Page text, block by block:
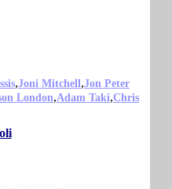
,Joni Mitchell,Jon Peter
London,Adam Taki,Chris